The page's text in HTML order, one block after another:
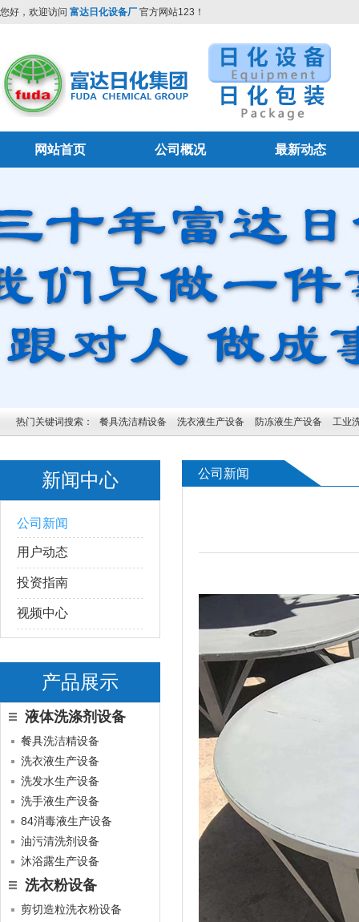
您好，欢迎访问 富达日化设备厂 官方网站123！
网站首页 公司概况 最新动态
热门关键词搜索： 餐具洗洁精设备 洗衣液生产设备 防冻液生产设备 工业
新闻中心
公司新闻
用户动态
投资指南
视频中心
产品展示
液体洗涤剂设备
餐具洗洁精设备
洗衣液生产设备
洗发水生产设备
洗手液生产设备
84消毒液生产设备
油污清洗剂设备
沐浴露生产设备
洗衣粉设备
剪切造粒洗衣粉设备
公司新闻